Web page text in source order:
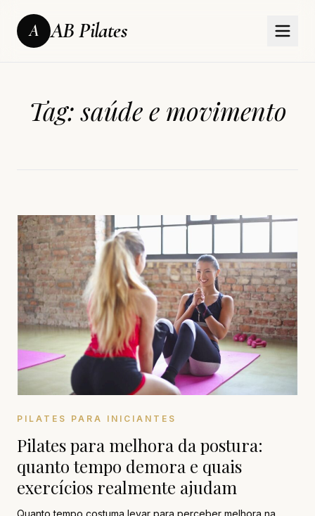
A AB Pilates
Tag:saúde e movimento
PILATES PARA INICIANTES
Pilates para melhora da postura:
quanto tempo demora e quais
exercícios realmente ajudam
Quanto tempo costuma levar para perceber melhora na